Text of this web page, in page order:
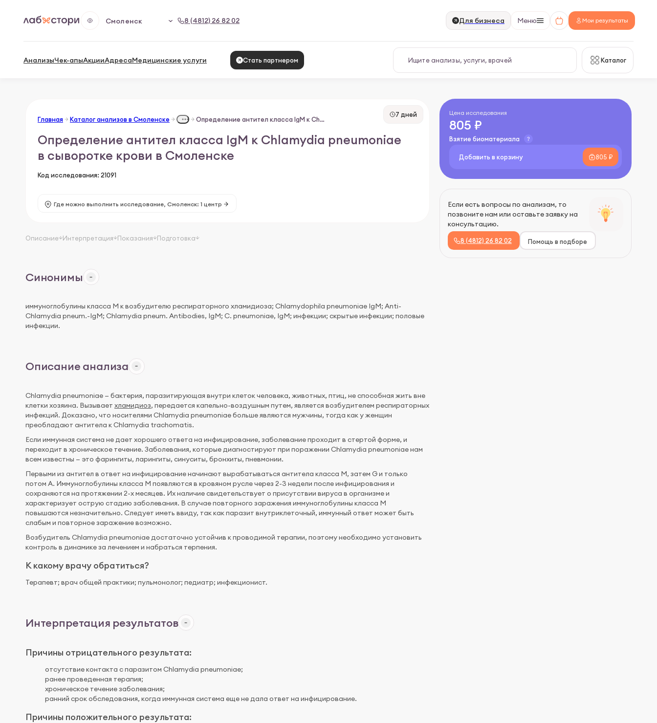
Смоленск 8 (4812) 26 82 02 Для бизнеса Меню Мои результаты
АнализыЧек-апыАкцииАдресаМедицинские услуги Стать партнером Каталог
7 дней
Главная Каталог анализов в Смоленске Определение антител класса IgМ к Chlamydia pneumoniae в сыворотке крови
Определение антител класса IgМ к Chlamydia pneumoniae
в сыворотке крови в Смоленске
Код исследования: 21091
Где можно выполнить исследование, Смоленск: 1 центр
Цена исследования
805 ₽
Взятие биоматериала
Добавить в корзину 805 ₽
Если есть вопросы по анализам, то
позвоните нам или оставьте заявку на
консультацию.
8 (4812) 26 82 02 Помощь в подборе
Описание Интерпретация Показания Подготовка
Синонимы
иммуноглобулины класса M к возбудителю респираторного хламидиоза; Chlamydophila pneumoniae IgM; Anti-
Chlamydia pneum.-IgM; Chlamydia pneum. Antibodies, IgM; C. pneumoniae, IgM; инфекции; скрытые инфекции; половые
инфекции.
Описание анализа
Chlamydia pneumoniae — бактерия, паразитирующая внутри клеток человека, животных, птиц, не способная жить вне
клетки хозяина. Вызывает хламидиоз, передается капельно-воздушным путем, является возбудителем респираторных
инфекций. Доказано, что носителями Chlamydia pneumoniae больше являются мужчины, тогда как у женщин
преобладают антитела к Chlamydia trachomatis.
Если иммунная система не дает хорошего ответа на инфицирование, заболевание проходит в стертой форме, и
переходит в хроническое течение. Заболевания, которые диагностируют при поражении Chlamydia pneumoniae нам
всем известны — это фарингиты, ларингиты, синуситы, бронхиты, пневмонии.
Первыми из антител в ответ на инфицирование начинают вырабатываться антитела класса М, затем G и только
потом А. Иммуноглобулины класса М появляются в кровяном русле через 2-3 недели после инфицирования и
сохраняются на протяжении 2-х месяцев. Их наличие свидетельствует о присутствии вируса в организме и
характеризует острую стадию заболевания. В случае повторного заражения иммуноглобулины класса М
повышаются незначительно. Следует иметь ввиду, так как паразит внутриклеточный, иммунный ответ может быть
слабым и повторное заражение возможно.
Возбудитель Chlamydia pneumoniae достаточно устойчив к проводимой терапии, поэтому необходимо установить
контроль в динамике за лечением и набраться терпения.
К какому врачу обратиться?
Терапевт; врач общей практики; пульмонолог; педиатр; инфекционист.
Интерпретация результатов
Причины отрицательного результата:
отсутствие контакта с паразитом Chlamydia pneumoniae;
ранее проведенная терапия;
хроническое течение заболевания;
ранний срок обследования, когда иммунная система еще не дала ответ на инфицирование.
Причины положительного результата: